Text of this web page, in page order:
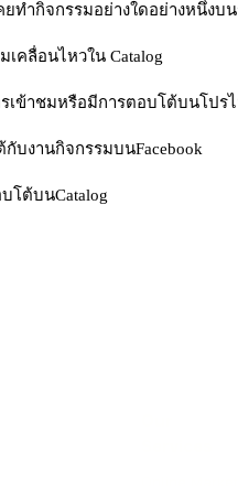
ทำกิจกรรมอย่างใดอย่างหนึ่งบ
คลื่อนไหวใน Catalog
รเข้าชมหรือมีการตอบโต้บนโ
บงานกิจกรรมบนFacebook
โต้บนCatalog